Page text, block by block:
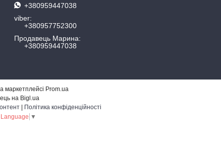
+380959447038
viber
+380957752300
Продавець Марина
+380959447038
маркетплейсі Prom.ua
на Bigl.ua
Політика конфіденційності
▼